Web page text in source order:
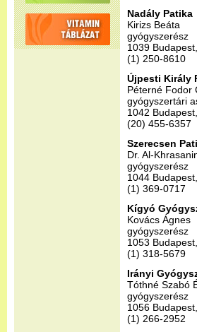
Nadály Patika
Kirizs Beáta
gyógyszerész
1039
(1) 250-8610
Újpesti Király
Péterné Fodor
gyógyszertári
1042
(20) 455-6357
Szerecsen
Dr. Al-
gyógyszerész
1044
(1) 369-0717
Kígyó
Kovács Ágnes
gyógyszerész
1053
(1) 318-5679
Irányi
Tóthné Szabó
gyógyszerész
1056
(1) 266-2952